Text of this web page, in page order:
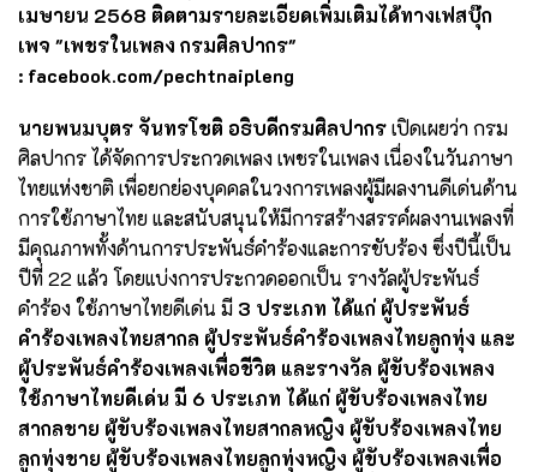
เมษายน 2568 ติดตามรายละเอียดเพิ่มเติมได้ทางเฟสบุ๊ก
เพจ "เพชรในเพลง กรมศิลปากร"
: facebook.com/pechtnaipleng
นายพนมบุตร จันทรโชติ อธิบดีกรมศิลปากรเปิดเผยว่า กรม
ศิลปากร ได้จัดการประกวดเพลง เพชรในเพลง เนื่องในวันภาษา
ไทยแห่งชาติ เพื่อยกย่องบุคคลในวงการเพลงผู้มีผลงานดีเด่นด้าน
การใช้ภาษาไทย และสนับสนุนให้มีการสร้างสรรค์ผลงานเพลงที่
มีคุณภาพทั้งด้านการประพันธ์คำร้องและการขับร้อง ซึ่งปีนี้เป็น
ปีที่ 22 แล้ว โดยแบ่งการประกวดออกเป็น รางวัลผู้ประพันธ์
คำร้อง ใช้ภาษาไทยดีเด่น มี 3 ประเภท ได้แก่ ผู้ประพันธ์
คำร้องเพลงไทยสากล ผู้ประพันธ์คำร้องเพลงไทยลูกทุ่ง และ
ผู้ประพันธ์คำร้องเพลงเพื่อชีวิต และรางวัล ผู้ขับร้องเพลง
ใช้ภาษาไทยดีเด่น มี 6 ประเภท ได้แก่ ผู้ขับร้องเพลงไทย
สากลชาย ผู้ขับร้องเพลงไทยสากลหญิง ผู้ขับร้องเพลงไทย
ลูกทุ่งชาย ผู้ขับร้องเพลงไทยลูกทุ่งหญิง ผู้ขับร้องเพลงเพื่อ